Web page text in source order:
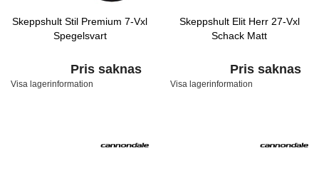
Skeppshult Stil Premium 7-Vxl
Spegelsvart
Pris saknas
Visa lagerinformation
Skeppshult Elit Herr 27-Vxl
Schack Matt
Pris saknas
Visa lagerinformation